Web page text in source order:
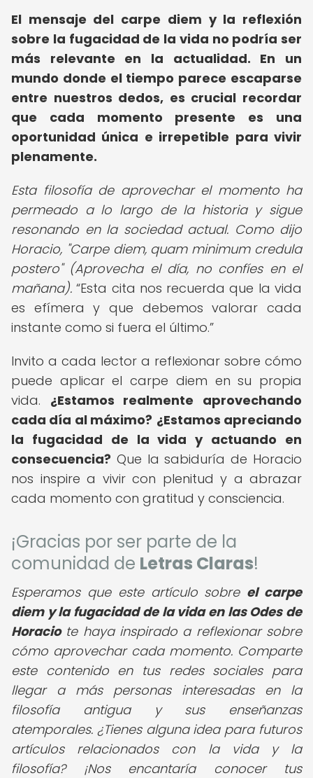
El mensaje del carpe diem y la reflexión
sobre la fugacidad de la vida no podría ser
más relevante en la actualidad. En un
mundo donde el tiempo parece escaparse
entre nuestros dedos, es crucial recordar
que cada momento presente es una
oportunidad única e irrepetible para vivir
plenamente.
Esta filosofía de aprovechar el momento ha
permeado a lo largo de la historia y sigue
resonando en la sociedad actual. Como dijo
Horacio, "Carpe diem, quam minimum credula
postero" (Aprovecha el día, no confíes en el
mañana). Esta cita nos recuerda que la vida
es efímera y que debemos valorar cada
instante como si fuera el último.
Invito a cada lector a reflexionar sobre cómo
puede aplicar el carpe diem en su propia
vida. ¿Estamos realmente aprovechando
cada día al máximo? ¿Estamos apreciando
la fugacidad de la vida y actuando en
consecuencia? Que la sabiduría de Horacio
nos inspire a vivir con plenitud y a abrazar
cada momento con gratitud y consciencia.
¡Gracias por ser parte de la
comunidad de Letras Claras!
Esperamos que este artículo sobre el carpe
diem y la fugacidad de la vida en las Odes de
Horaciote haya inspirado a reflexionar sobre
cómo aprovechar cada momento. Comparte
este contenido en tus redes sociales para
llegar a más personas interesadas en la
filosofía antigua y sus enseñanzas
atemporales. ¿Tienes alguna idea para futuros
artículos relacionados con la vida y la
filosofía? ¡Nos encantaría conocer tus